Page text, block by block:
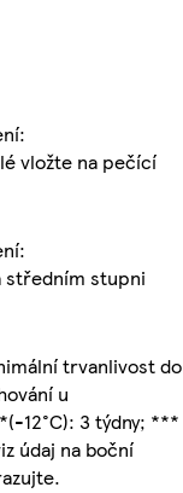
vložte na pečící
středním stupni
trvanlivost do
u
12°C): 3 týdny; ***
údaj na boční